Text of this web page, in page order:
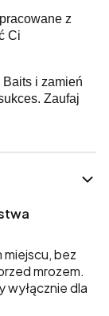
z
Ci
i zamień
Zaufaj
bez
mrozem.
wyłącznie dla